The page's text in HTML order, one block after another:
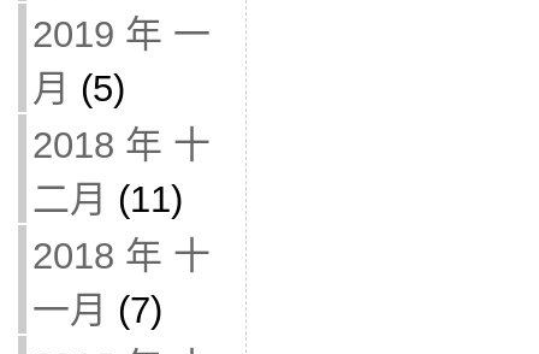
2019 年 一
月 (5)
2018 年 十
二月 (11)
2018 年 十
一月 (7)